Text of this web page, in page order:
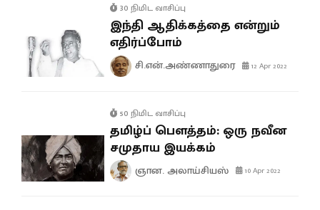
30 நிமிட வாசிப்பு
இந்தி ஆதிக்கத்தை என்றும்
எதிர்ப்போம்
சி.என்.அண்ணாதுரை 12 Apr 2022
50 நிமிட வாசிப்பு
தமிழ்ப் பௌத்தம்: ஒரு நவீன
சமுதாய இயக்கம்
ஞான. அலாய்சியஸ் 10 Apr 2022